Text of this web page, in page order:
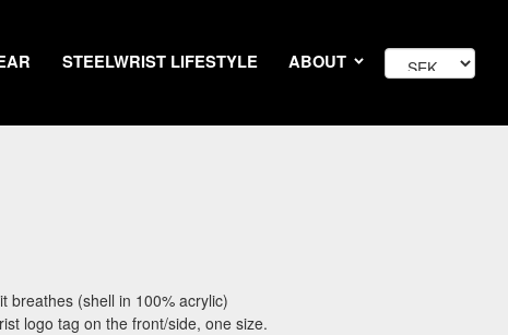
STEELWRIST LIFESTYLE ABOUT
breathes (shell in 100% acrylic)
logo tag on the front/side, one size.